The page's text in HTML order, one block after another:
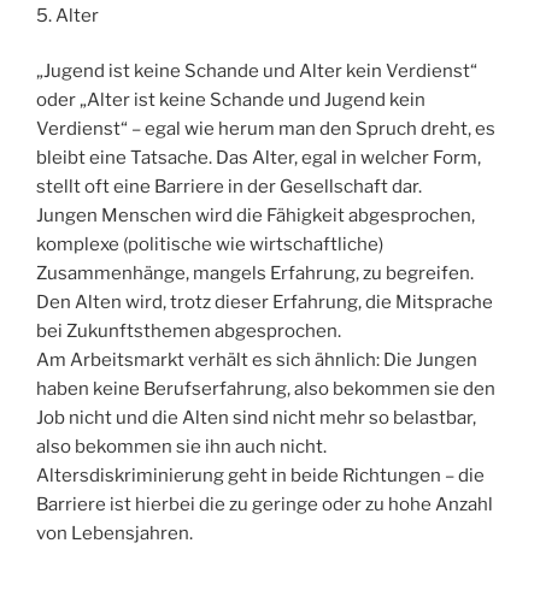
5. Alter
„Jugend ist keine Schande und Alter kein Verdienst“
oder „Alter ist keine Schande und Jugend kein
Verdienst“ – egal wie herum man den Spruch dreht, es
bleibt eine Tatsache. Das Alter, egal in welcher Form,
stellt oft eine Barriere in der Gesellschaft dar.
Jungen Menschen wird die Fähigkeit abgesprochen,
komplexe (politische wie wirtschaftliche)
Zusammenhänge, mangels Erfahrung, zu begreifen.
Den Alten wird, trotz dieser Erfahrung, die Mitsprache
bei Zukunftsthemen abgesprochen.
Am Arbeitsmarkt verhält es sich ähnlich: Die Jungen
haben keine Berufserfahrung, also bekommen sie den
Job nicht und die Alten sind nicht mehr so belastbar,
also bekommen sie ihn auch nicht.
Altersdiskriminierung geht in beide Richtungen – die
Barriere ist hierbei die zu geringe oder zu hohe Anzahl
von Lebensjahren.